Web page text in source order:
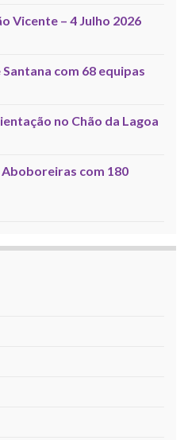
Vicente – 4 Julho 2026
com 68 equipas
no Chão da Lagoa
com 180